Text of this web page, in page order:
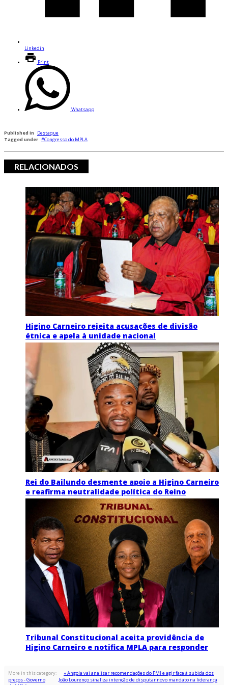
Linkedin
Print
Whatsapp
Published in
Destaque
Tagged under
Congresso do MPLA
RELACIONADOS
Higino Carneiro rejeita acusações de divisão
étnica e apela à unidade nacional
Rei do Bailundo desmente apoio a Higino Carneiro
e reafirma neutralidade política do Reino
Tribunal Constitucional aceita providência de
Higino Carneiro e notifica MPLA para responder
More in this category:
« Angola vai analisar recomendações do FMI e agir face à subida dos
preços - Governo
João Lourenço sinaliza intenção de disputar novo mandato na liderança